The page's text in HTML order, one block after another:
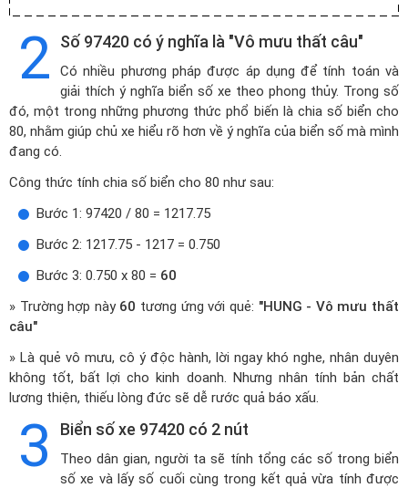
2 Số 97420 có ý nghĩa là "Vô mưu thất câu"
Có nhiều phương pháp được áp dụng để tính toán và
giải thích ý nghĩa biển số xe theo phong thủy. Trong số
đó, một trong những phương thức phổ biến là chia số biển cho
80, nhằm giúp chủ xe hiểu rõ hơn về ý nghĩa của biển số mà mình
đang có.
Công thức tính chia số biển cho 80 như sau:
Bước 1: 97420 / 80 = 1217.75
Bước 2: 1217.75 - 1217 = 0.750
Bước 3: 0.750 x 80 = 60
» Trường hợp này 60 tương ứng với quẻ: "HUNG - Vô mưu thất
câu"
» Là quẻ vô mưu, cô ý độc hành, lời ngay khó nghe, nhân duyên
không tốt, bất lợi cho kinh doanh. Nhưng nhân tính bản chất
lương thiện, thiếu lòng đức sẽ dễ rước quả báo xấu.
3 Biển số xe 97420 có 2 nút
Theo dân gian, người ta sẽ tính tổng các số trong biển
số xe và lấy số cuối cùng trong kết quả vừa tính được